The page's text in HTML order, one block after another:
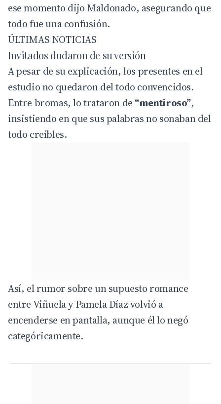
ese momento dijo Maldonado, asegurando que
todo fue una confusión.
ÚLTIMAS NOTICIAS
Invitados dudaron de su versión
A pesar de su explicación, los presentes en el
estudio no quedaron del todo convencidos.
Entre bromas, lo trataron de “mentiroso”,
insistiendo en que sus palabras no sonaban del
todo creíbles.
Así, el rumor sobre un supuesto romance
entre Viñuela y Pamela Díaz volvió a
encenderse en pantalla, aunque él lo negó
categóricamente.